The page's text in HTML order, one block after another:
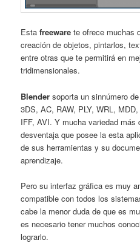
Estafreewarete ofrece muchas
creación de objetos, pintarlos,
entre otras que te permitirá en
tridimensionales.
Blendersoporta un sinnúmero
3DS, AC, RAW, PLY, WRL,
IFF, AVI. Y mucha variedad
desventaja que posee la esta
de sus herramientas y su
aprendizaje.
Pero su interfaz gráfica es muy
compatible con todos los
cabe la menor duda de que es
es necesario tener muchos
lograrlo.